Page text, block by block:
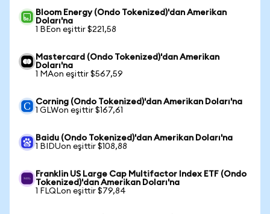
Bloom Energy (Ondo Tokenized)'dan Amerikan
Doları'na
1 BEon eşittir $221,58
Mastercard (Ondo Tokenized)'dan Amerikan
Doları'na
1 MAon eşittir $567,59
Corning (Ondo Tokenized)'dan Amerikan Doları'na
1 GLWon eşittir $167,61
Baidu (Ondo Tokenized)'dan Amerikan Doları'na
1 BIDUon eşittir $108,88
Franklin US Large Cap Multifactor Index ETF (Ondo
Tokenized)'dan Amerikan Doları'na
1 FLQLon eşittir $79,84